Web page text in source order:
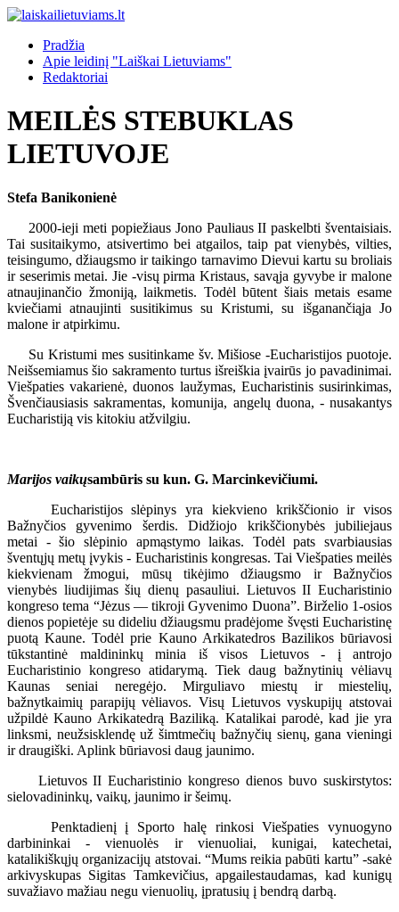
Pradžia
Apie leidinį "Laiškai Lietuviams"
Redaktoriai
MEILĖS STEBUKLAS
LIETUVOJE
Stefa Banikonienė
2000-ieji meti popiežiaus Jono Pauliaus II paskelbti šventaisiais.
Tai susitaikymo, atsivertimo bei atgailos, taip pat vienybės, vilties,
teisingumo, džiaugsmo ir taikingo tarnavimo Dievui kartu su broliais
ir seserimis metai. Jie -visų pirma Kristaus, savąja gyvybe ir malone
atnaujinančio žmoniją, laikmetis. Todėl būtent šiais metais esame
kviečiami atnaujinti susitikimus su Kristumi, su išganančiąja Jo
malone ir atpirkimu.
Su Kristumi mes susitinkame šv. Mišiose -Eucharistijos puotoje.
Neišsemiamus šio sakramento turtus išreiškia įvairūs jo pavadinimai.
Viešpaties vakarienė, duonos laužymas, Eucharistinis susirinkimas,
Švenčiausiasis sakramentas, komunija, angelų duona, - nusakantys
Eucharistiją vis kitokiu atžvilgiu.
Marijos vaikųsambūris su kun. G. Marcinkevičiumi.
Eucharistijos slėpinys yra kiekvieno krikščionio ir visos
Bažnyčios gyvenimo šerdis. Didžiojo krikščionybės jubiliejaus
metai - šio slėpinio apmąstymo laikas. Todėl pats svarbiausias
šventųjų metų įvykis - Eucharistinis kongresas. Tai Viešpaties meilės
kiekvienam žmogui, mūsų tikėjimo džiaugsmo ir Bažnyčios
vienybės liudijimas šių dienų pasauliui. Lietuvos II Eucharistinio
kongreso tema “Jėzus — tikroji Gyvenimo Duona”. Birželio 1-osios
dienos popietėje su dideliu džiaugsmu pradėjome švęsti Eucharistinę
puotą Kaune. Todėl prie Kauno Arkikatedros Bazilikos būriavosi
tūkstantinė maldininkų minia iš visos Lietuvos - į antrojo
Eucharistinio kongreso atidarymą. Tiek daug bažnytinių vėliavų
Kaunas seniai neregėjo. Mirguliavo miestų ir miestelių,
bažnytkaimių parapijų vėliavos. Visų Lietuvos vyskupijų atstovai
užpildė Kauno Arkikatedrą Baziliką. Katalikai parodė, kad jie yra
linksmi, neužsisklendę už šimtmečių bažnyčių sienų, gana vieningi
ir draugiški. Aplink būriavosi daug jaunimo.
Lietuvos II Eucharistinio kongreso dienos buvo suskirstytos:
sielovadininkų, vaikų, jaunimo ir šeimų.
Penktadienį į Sporto halę rinkosi Viešpaties vynuogyno
darbininkai - vienuolės ir vienuoliai, kunigai, katechetai,
katalikiškųjų organizacijų atstovai. “Mums reikia pabūti kartu” -sakė
arkivyskupas Sigitas Tamkevičius, apgailestaudamas, kad kunigų
suvažiavo mažiau negu vienuolių, įpratusių į bendrą darbą.